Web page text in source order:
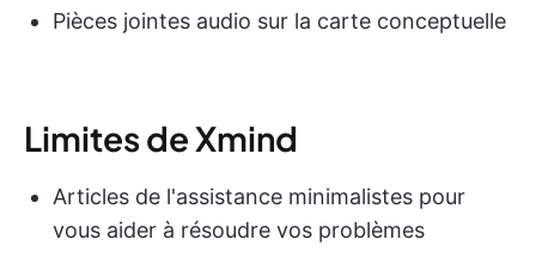
Pièces jointes audio sur la carte conceptuelle
Limites de Xmind
Articles de l'assistance minimalistes pour
vous aider à résoudre vos problèmes